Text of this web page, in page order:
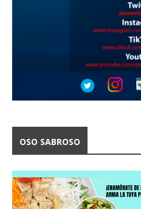
OSO SABROSO